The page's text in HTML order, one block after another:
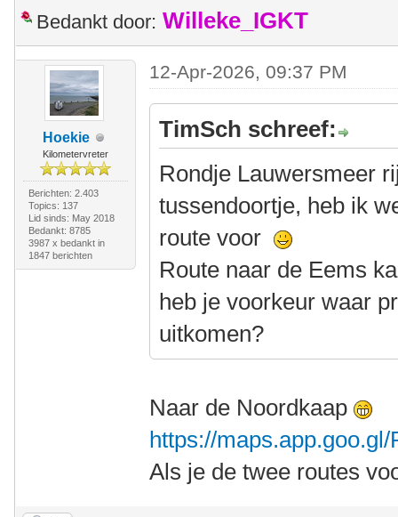
Bedankt door: Willeke_IGKT
Hoekie
Kilometervreter
Berichten: 2.403
Topics: 137
Lid sinds: May 2018
Bedankt: 8785
3987 x bedankt in
1847 berichten
12-Apr-2026, 09:37 PM
TimSch schreef:
Rondje Lauwersmeer
tussendoortje, heb ik
route voor
Route naar de Eems
heb je voorkeur waar
uitkomen?
Naar de Noordkaap
https://
Als je de twee routes